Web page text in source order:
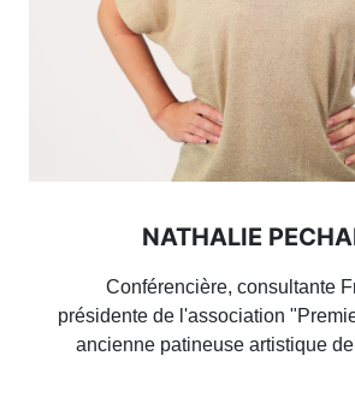
NATHALIE
Conférencière, consultante
présidente de l'association
ancienne patineuse artistique